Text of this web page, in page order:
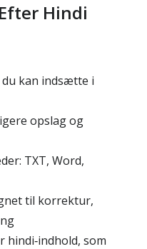
Hindi
du kan indsætte i
opslag og
TXT, Word,
til korrektur,
hindi‑indhold, som